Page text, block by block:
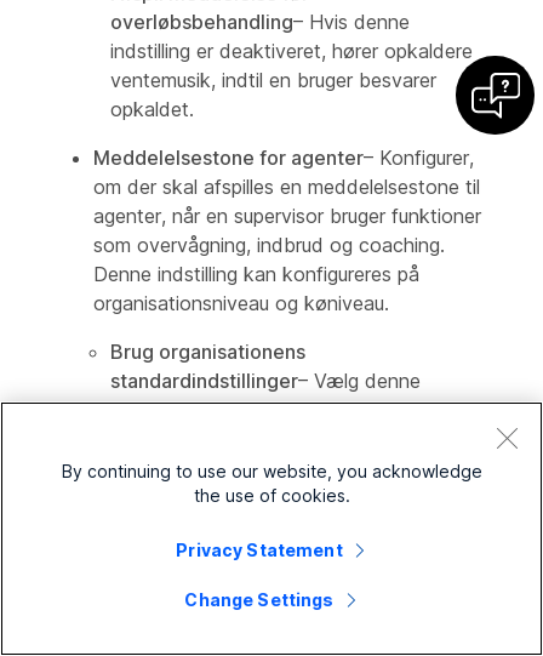
overløbsbehandling– Hvis denne
indstilling er deaktiveret, hører opkaldere
ventemusik, indtil en bruger besvarer
opkaldet.
Meddelelsestone for agenter– Konfigurer,
om der skal afspilles en meddelelsestone til
agenter, når en supervisor bruger funktioner
som overvågning, indbrud og coaching.
Denne indstilling kan konfigureres på
organisationsniveau og køniveau.
Brug organisationens
standardindstillinger– Vælg denne
indstilling, hvis du vil anvende
kø. Som standard er denne indstilling
For at konfigurere indstillingerne på
agentnotifikationstone for
By continuing to use our website, you acknowledge
the use of cookies.
Privacy Statement
Change Settings